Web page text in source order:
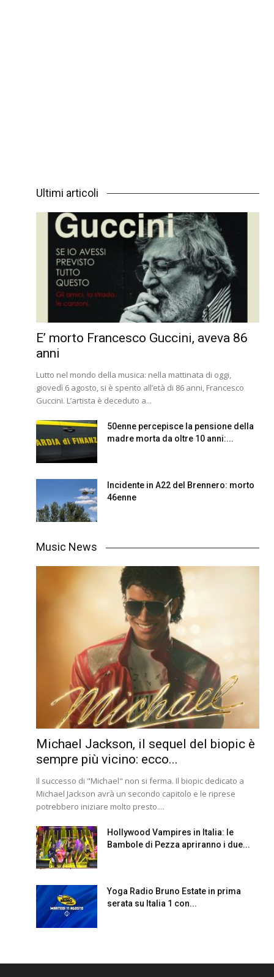
Ultimi articoli
E’ morto Francesco Guccini, aveva 86
anni
Lutto nel mondo della musica: nella mattinata di oggi,
giovedì 6 agosto, si è spento all’età di 86 anni, Francesco
Guccini. L’artista è deceduto a...
50enne percepisce la pensione della
madre morta da oltre 10 anni:...
Incidente in A22 del Brennero: morto
46enne
Music News
Michael Jackson, il sequel del biopic è
sempre più vicino: ecco...
Il successo di "Michael" non si ferma. Il biopic dedicato a
Michael Jackson avrà un secondo capitolo e le riprese
potrebbero iniziare molto presto....
Hollywood Vampires in Italia: le
Bambole di Pezza apriranno i due...
Yoga Radio Bruno Estate in prima
serata su Italia 1 con...